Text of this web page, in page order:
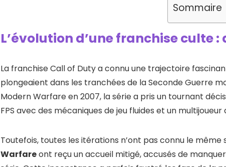
Sommaire
L’évolution d’une franchise culte
La franchise Call of Duty a connu une trajectoire
plongeaient dans les tranchées de la Seconde Guerre
Modern Warfare en 2007, la série a pris un tournant
FPS avec des mécaniques de jeu fluides et un multijoueur
Toutefois, toutes les itérations n’ont pas connu le
Warfareont reçu un accueil mitigé, accusés de